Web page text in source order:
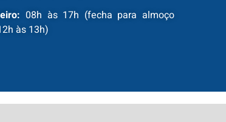
08h às 17h (fecha para almoço
às 13h)